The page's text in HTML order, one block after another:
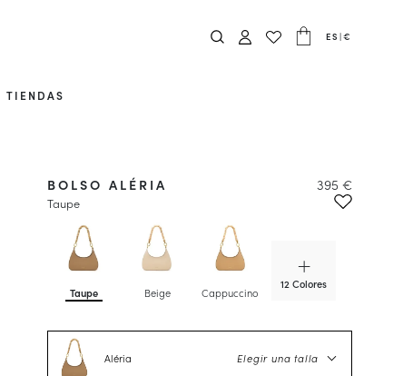
ES |€
TIENDAS
Taupe Beige Cappuccino
12 Colores
BOLSO ALÉRIA
Taupe
395 €
Aléria Elegir una talla